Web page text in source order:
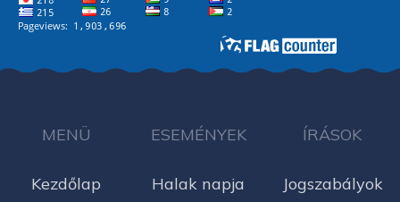
MENÜ
Kezdőlap
ESEMÉNYEK
Halak napja
ÍRÁSOK
Jogszabályok